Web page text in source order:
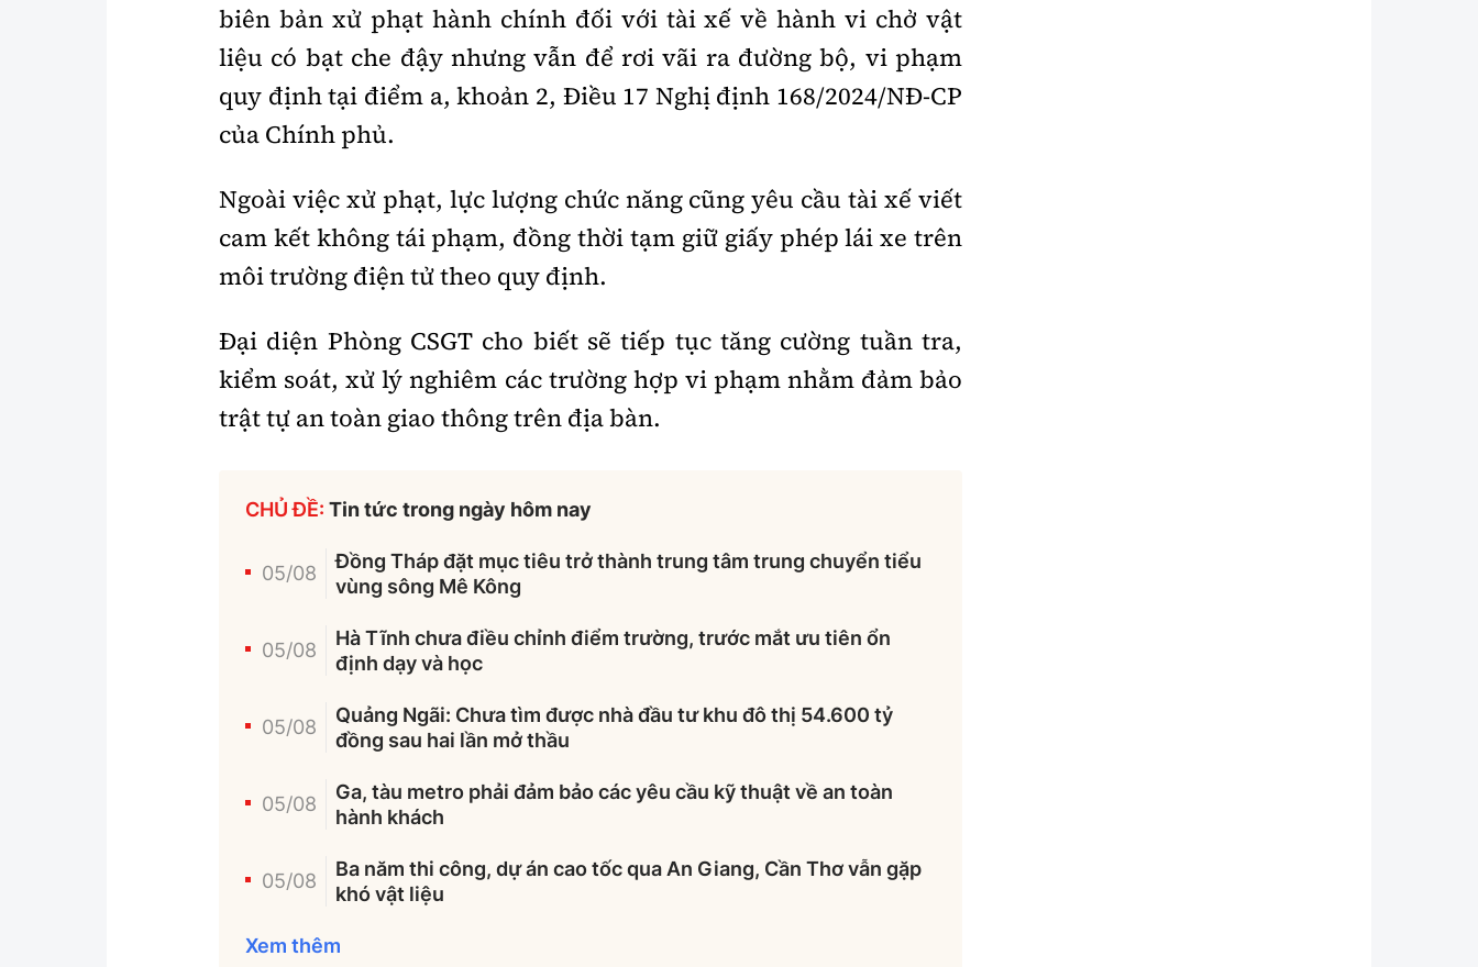
biên bản xử phạt hành chính đối với tài xế về hành vi chở vật
liệu có bạt che đậy nhưng vẫn để rơi vãi ra đường bộ, vi phạm
quy định tại điểm a, khoản 2, Điều 17 Nghị định 168/2024/NĐ-CP
của Chính phủ.
Ngoài việc xử phạt, lực lượng chức năng cũng yêu cầu tài xế viết
cam kết không tái phạm, đồng thời tạm giữ giấy phép lái xe trên
môi trường điện tử theo quy định.
Đại diện Phòng CSGT cho biết sẽ tiếp tục tăng cường tuần tra,
kiểm soát, xử lý nghiêm các trường hợp vi phạm nhằm đảm bảo
trật tự an toàn giao thông trên địa bàn.
CHỦ ĐỀ: Tin tức trong ngày hôm nay
05/08
Đồng Tháp đặt mục tiêu trở thành trung tâm trung chuyển tiểu
vùng sông Mê Kông
05/08
Hà Tĩnh chưa điều chỉnh điểm trường, trước mắt ưu tiên ổn
định dạy và học
05/08
Quảng Ngãi: Chưa tìm được nhà đầu tư khu đô thị 54.600 tỷ
đồng sau hai lần mở thầu
05/08
Ga, tàu metro phải đảm bảo các yêu cầu kỹ thuật về an toàn
hành khách
05/08
Ba năm thi công, dự án cao tốc qua An Giang, Cần Thơ vẫn gặp
khó vật liệu
Xem thêm